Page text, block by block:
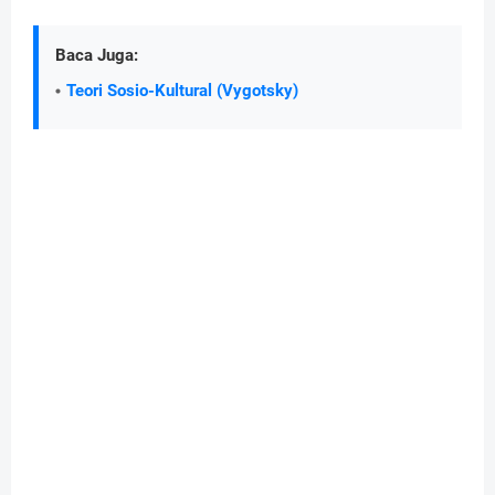
Baca Juga:
Teori Sosio-Kultural (Vygotsky)